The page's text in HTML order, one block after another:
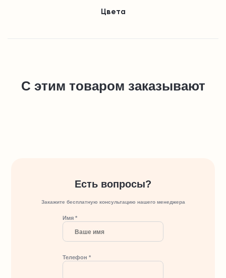
Цвета
С этим товаром заказывают
Есть вопросы?
Закажите бесплатную консультацию нашего менеджера
Имя *
Телефон *